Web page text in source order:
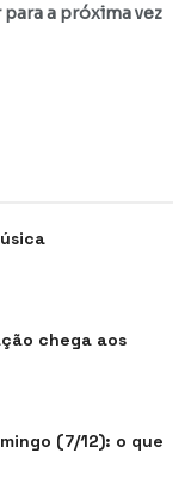
a próxima vez
chega aos
(7/12): o que